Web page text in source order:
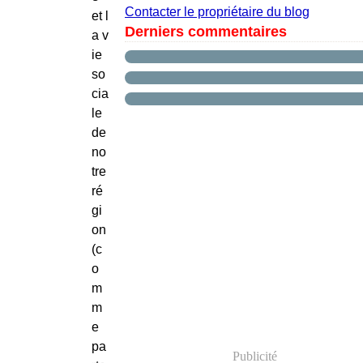
et l
a v
ie
so
cia
le
de
no
tre
ré
gi
on
(c
o
m
m
e
pa
Contacter le propriétaire du blog
Derniers commentaires
Publicité